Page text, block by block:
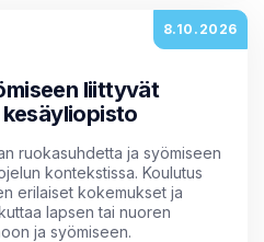
8.10.2026
liittyvät
ruokasuhdetta ja syömiseen
kontekstissa. Koulutus
erilaiset kokemukset ja
lapsen tai nuoren
ja syömiseen.